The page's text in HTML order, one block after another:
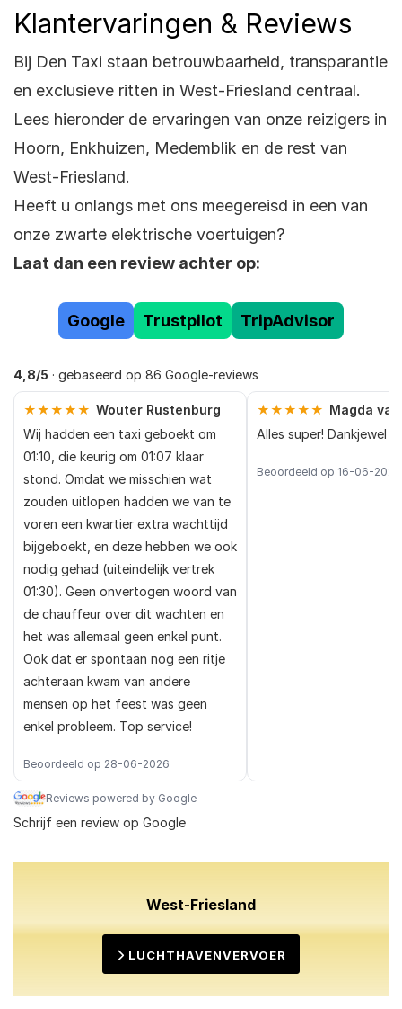
Klantervaringen & Reviews
Bij Den Taxi staan betrouwbaarheid, transparantie
en exclusieve ritten in West-Friesland centraal.
Lees hieronder de ervaringen van onze reizigers in
Hoorn, Enkhuizen, Medemblik en de rest van
West-Friesland.
Heeft u onlangs met ons meegereisd in een van
onze zwarte elektrische voertuigen?
Laat dan een review achter op:
Google Trustpilot TripAdvisor
4,8/5 · gebaseerd op 86 Google-reviews
★★★★★ Wouter Rustenburg
Wij hadden een taxi geboekt om
01:10, die keurig om 01:07 klaar
stond. Omdat we misschien wat
zouden uitlopen hadden we van te
voren een kwartier extra wachttijd
bijgeboekt, en deze hebben we ook
nodig gehad (uiteindelijk vertrek
01:30). Geen onvertogen woord van
de chauffeur over dit wachten en
het was allemaal geen enkel punt.
Ook dat er spontaan nog een ritje
achteraan kwam van andere
mensen op het feest was geen
enkel probleem. Top service!
Beoordeeld op 28-06-2026
★★★★★ Magda
Alles super! Dankjewel
Beoordeeld op 16-06-2026
Reviews powered by Google
Schrijf een review op Google
West-Friesland
LUCHTHAVENVERVOER